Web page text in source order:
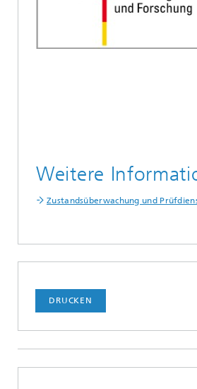
Weitere
Zustandsüberwachung und
DRUCKEN